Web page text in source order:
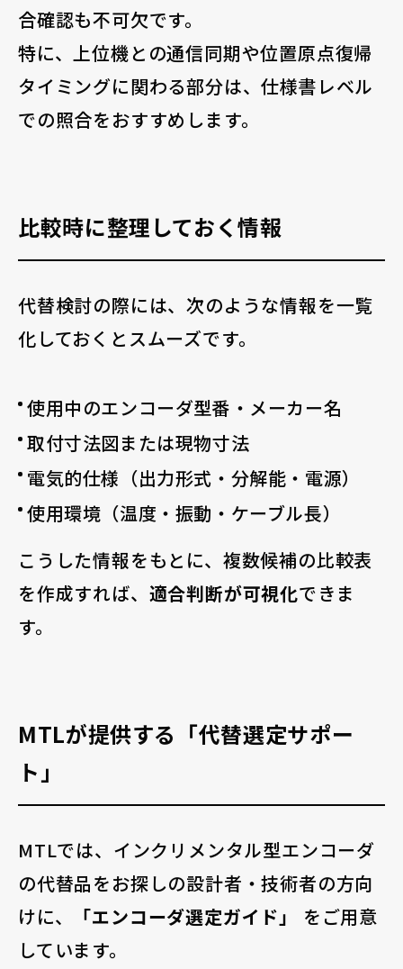
合確認も不可欠です。
特に、上位機との通信同期や位置原点復帰
タイミングに関わる部分は、仕様書レベル
での照合をおすすめします。
比較時に整理しておく情報
代替検討の際には、次のような情報を一覧
化しておくとスムーズです。
使用中のエンコーダ型番・メーカー名
取付寸法図または現物寸法
電気的仕様（出力形式・分解能・電源）
使用環境（温度・振動・ケーブル長）
こうした情報をもとに、複数候補の比較表
を作成すれば、 適合判断が可視化できま
す。
MTLが提供する「代替選定サポー
ト」
MTLでは、インクリメンタル型エンコーダ
の代替品をお探しの設計者・技術者の方向
けに、
「エンコーダ選定ガイド」
をご用意
しています。